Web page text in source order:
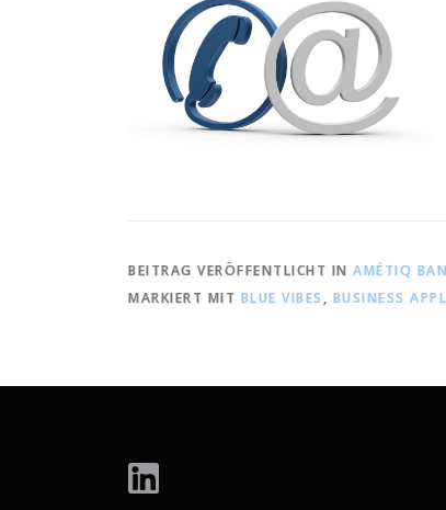
BEITRAG VERÖFFENTLICHT IN AMÉTIQ
MARKIERT MIT BLUE VIBES, BUSINESS